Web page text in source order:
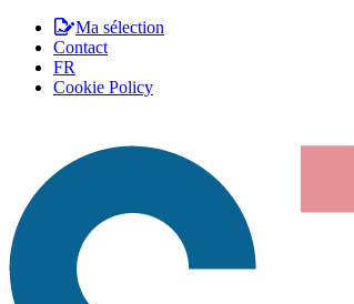
Ma sélection
Contact
FR
Cookie Policy